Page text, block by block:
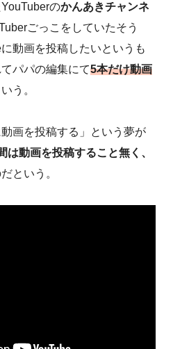
のかんあきチャンネ
ごっこをしていたそう
動画を投稿したいというも
パパの編集にて5本だけ動画
う。
画を投稿する」という夢が
は動画を投稿すること無く、
という。